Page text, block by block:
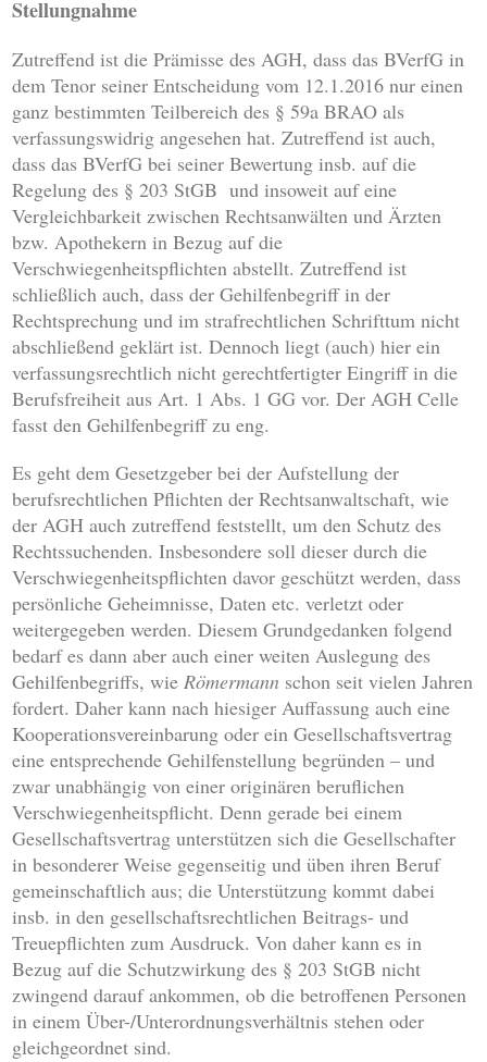
Stellungnahme
Zutreffend ist die Prämisse des AGH, dass das BVerfG in
dem Tenor seiner Entscheidung vom 12.1.2016 nur einen
ganz bestimmten Teilbereich des § 59a BRAO als
verfassungswidrig angesehen hat. Zutreffend ist auch,
dass das BVerfG bei seiner Bewertung insb. auf die
Regelung des § 203 StGB und insoweit auf eine
Vergleichbarkeit zwischen Rechtsanwälten und Ärzten
bzw. Apothekern in Bezug auf die
Verschwiegenheitspflichten abstellt. Zutreffend ist
schließlich auch, dass der Gehilfenbegriff in der
Rechtsprechung und im strafrechtlichen Schrifttum nicht
abschließend geklärt ist. Dennoch liegt (auch) hier ein
verfassungsrechtlich nicht gerechtfertigter Eingriff in die
Berufsfreiheit aus Art. 1 Abs. 1 GG vor. Der AGH Celle
fasst den Gehilfenbegriff zu eng.
Es geht dem Gesetzgeber bei der Aufstellung der
berufsrechtlichen Pflichten der Rechtsanwaltschaft, wie
der AGH auch zutreffend feststellt, um den Schutz des
Rechtssuchenden. Insbesondere soll dieser durch die
Verschwiegenheitspflichten davor geschützt werden, dass
persönliche Geheimnisse, Daten etc. verletzt oder
weitergegeben werden. Diesem Grundgedanken folgend
bedarf es dann aber auch einer weiten Auslegung des
Gehilfenbegriffs, wieRömermann schon seit vielen Jahren
fordert. Daher kann nach hiesiger Auffassung auch eine
Kooperationsvereinbarung oder ein Gesellschaftsvertrag
eine entsprechende Gehilfenstellung begründen – und
zwar unabhängig von einer originären beruflichen
Verschwiegenheitspflicht. Denn gerade bei einem
Gesellschaftsvertrag unterstützen sich die Gesellschafter
in besonderer Weise gegenseitig und üben ihren Beruf
gemeinschaftlich aus; die Unterstützung kommt dabei
insb. in den gesellschaftsrechtlichen Beitrags- und
Treuepflichten zum Ausdruck. Von daher kann es in
Bezug auf die Schutzwirkung des § 203 StGB nicht
zwingend darauf ankommen, ob die betroffenen Personen
in einem Über-/Unterordnungsverhältnis stehen oder
gleichgeordnet sind.